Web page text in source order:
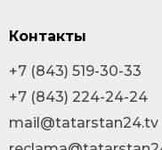
Контакты
+7 (843) 519-30-33
+7 (843) 224-24-24
mail@tatarstan24.tv